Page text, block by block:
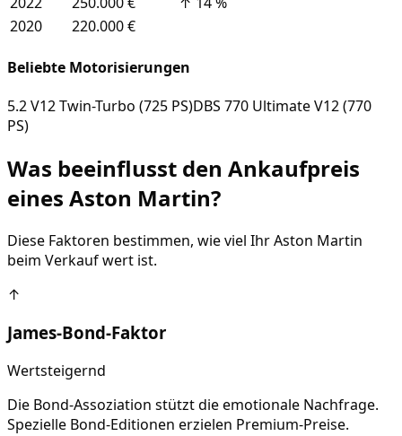
2020
220.000 €
Beliebte Motorisierungen
5.2 V12 Twin-Turbo (725 PS)DBS 770 Ultimate V12 (770
PS)
Was beeinflusst den Ankaufpreis
eines Aston Martin?
Diese Faktoren bestimmen, wie viel IhrAston Martin
beim Verkauf wert ist.
↑
James-Bond-Faktor
Wertsteigernd
Die Bond-Assoziation stützt die emotionale Nachfrage.
Spezielle Bond-Editionen erzielen Premium-Preise.